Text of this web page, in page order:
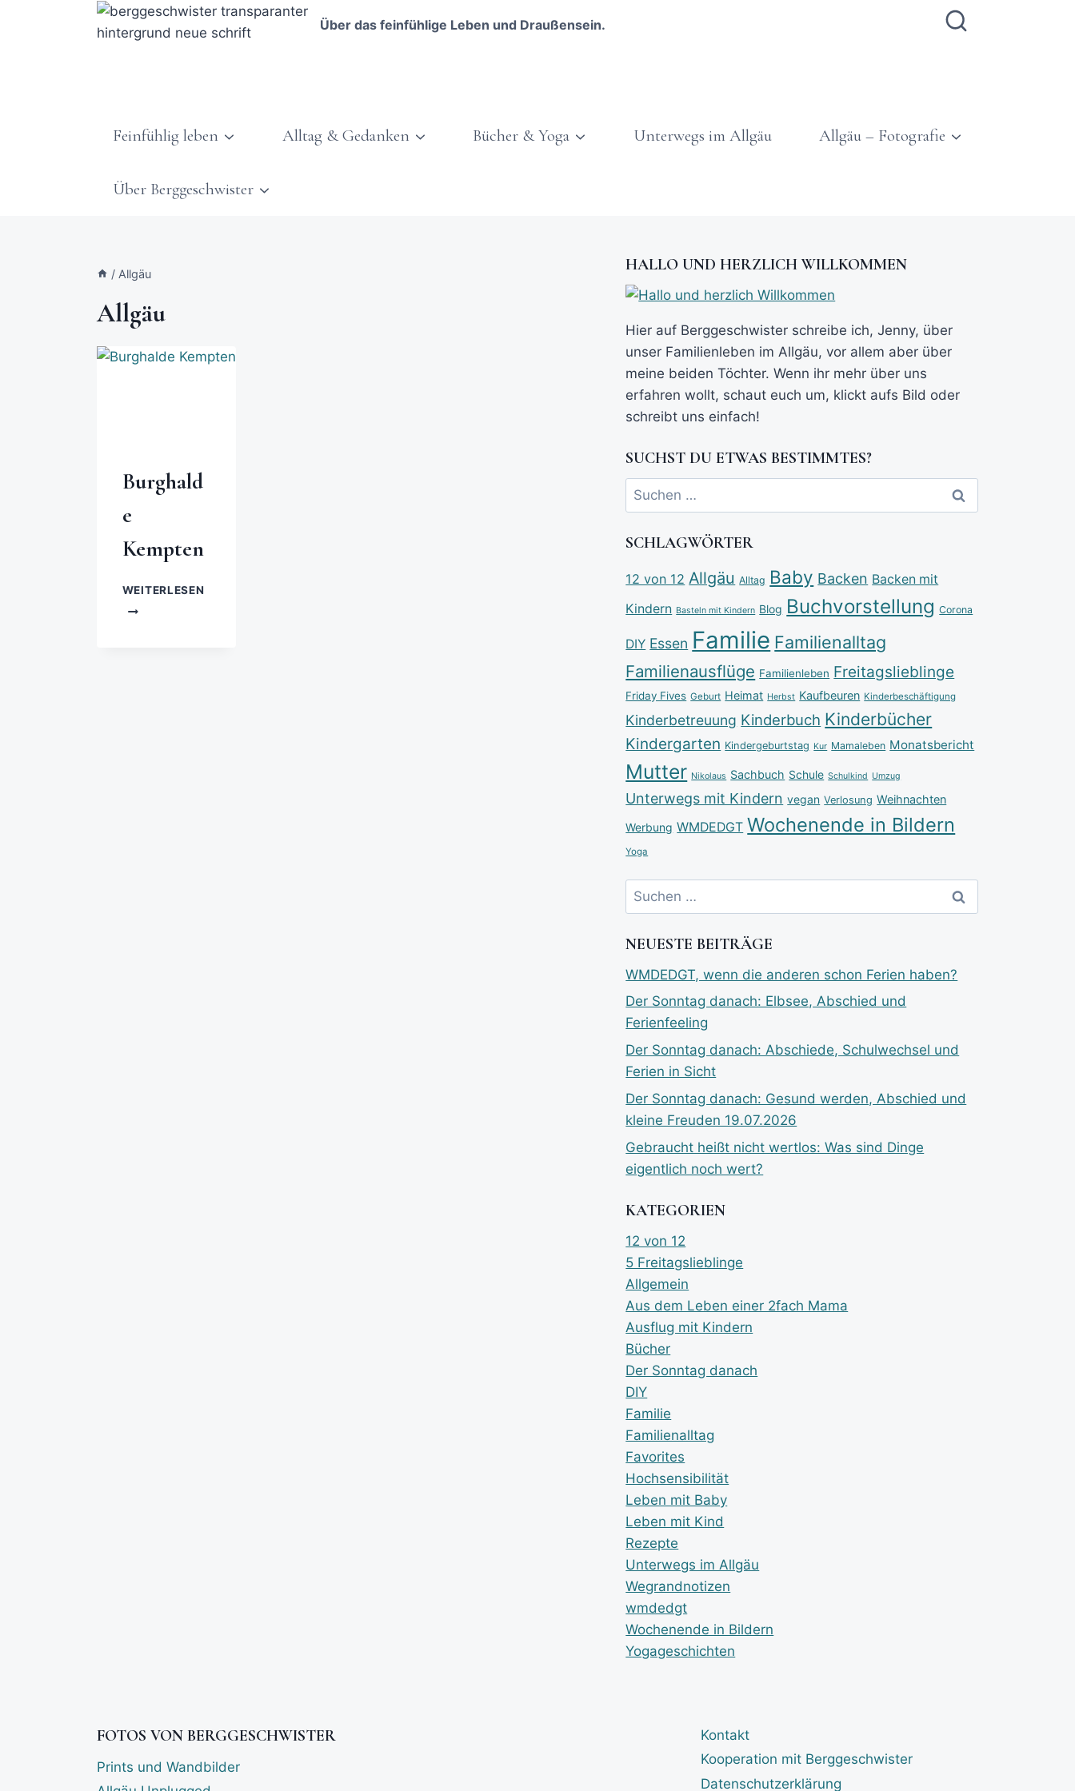
Über das feinfühlige Leben und Draußensein.
Feinfühlig leben Alltag & Gedanken Bücher & Yoga Unterwegs im Allgäu Allgäu – Fotografie
Über Berggeschwister
/ Allgäu
Allgäu
Burghald
e
Kempten
WEITERLESEN
HALLO UND HERZLICH WILLKOMMEN
Hier auf Berggeschwister schreibe ich, Jenny, über
unser Familienleben im Allgäu, vor allem aber über
meine beiden Töchter. Wenn ihr mehr über uns
erfahren wollt, schaut euch um, klickt aufs Bild oder
schreibt uns einfach!
SUCHST DU ETWAS BESTIMMTES?
SCHLAGWÖRTER
12 von 12 Allgäu Alltag Baby Backen Backen mit
Kindern Basteln mit Kindern Blog Buchvorstellung Corona
DIY Essen Familie Familienalltag
Familienausflüge Familienleben Freitagslieblinge
Friday Fives Geburt Heimat Herbst Kaufbeuren Kinderbeschäftigung
Kinderbetreuung Kinderbuch Kinderbücher
Kindergarten Kindergeburtstag Kur Mamaleben Monatsbericht
Mutter Nikolaus Sachbuch Schule Schulkind Umzug
Unterwegs mit Kindern vegan Verlosung Weihnachten
Werbung WMDEDGT Wochenende in Bildern
Yoga
NEUESTE BEITRÄGE
WMDEDGT, wenn die anderen schon Ferien haben?
Der Sonntag danach: Elbsee, Abschied und
Ferienfeeling
Der Sonntag danach: Abschiede, Schulwechsel und
Ferien in Sicht
Der Sonntag danach: Gesund werden, Abschied und
kleine Freuden 19.07.2026
Gebraucht heißt nicht wertlos: Was sind Dinge
eigentlich noch wert?
KATEGORIEN
12 von 12
5 Freitagslieblinge
Allgemein
Aus dem Leben einer 2fach Mama
Ausflug mit Kindern
Bücher
Der Sonntag danach
DIY
Familie
Familienalltag
Favorites
Hochsensibilität
Leben mit Baby
Leben mit Kind
Rezepte
Unterwegs im Allgäu
Wegrandnotizen
wmdedgt
Wochenende in Bildern
Yogageschichten
FOTOS VON BERGGESCHWISTER
Prints und Wandbilder
Kontakt
Kooperation mit Berggeschwister
Datenschutzerklärung